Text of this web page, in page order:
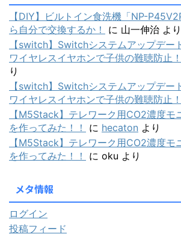
【DIY】ビルトイン食洗機「NP-
ら自分で交換するか！
に 山一伸治 より
【switch】Switchシステムアップデー
ワイヤレスイヤホンで子供の難聴防止！
り
【switch】Switchシステムアップデー
ワイヤレスイヤホンで子供の難聴防止！
【M5Stack】テレワーク用CO2濃度モ
を作ってみた！！
に hecaton より
【M5Stack】テレワーク用CO2濃度モ
を作ってみた！！
に oku より
メタ情報
ログイン
投稿フィード